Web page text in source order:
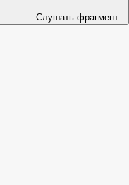
Слушать фрагмент